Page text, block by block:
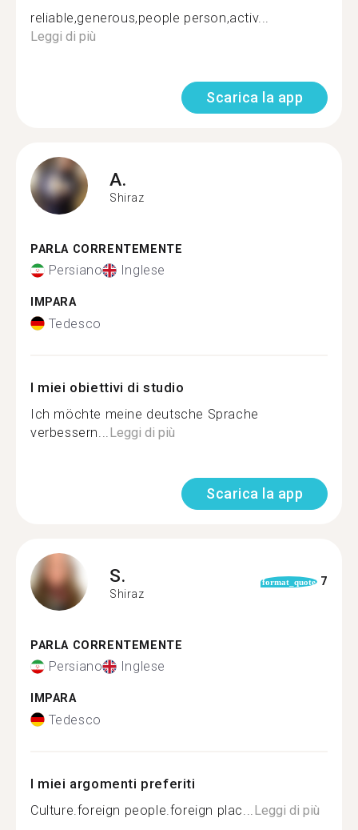
reliable,generous,people person,activ...
Leggi di più
Scarica la app
A.
Shiraz
PARLA CORRENTEMENTE
Persiano Inglese
IMPARA
Tedesco
I miei obiettivi di studio
Ich möchte meine deutsche Sprache
verbessern... Leggi di più
Scarica la app
S.
Shiraz
format_quote 7
PARLA CORRENTEMENTE
Persiano Inglese
IMPARA
Tedesco
I miei argomenti preferiti
Culture.foreign people.foreign plac... Leggi di più